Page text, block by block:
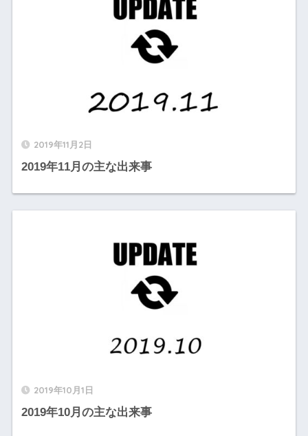
2019年11月2日
2019年11月の主な出来事
2019年10月1日
2019年10月の主な出来事